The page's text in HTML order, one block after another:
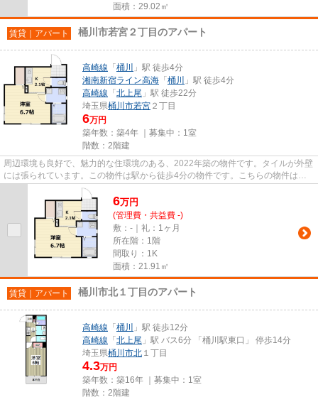
面積：29.02㎡
賃貸｜アパート 桶川市若宮２丁目のアパート
高崎線 「 桶川
」駅 徒歩4分
湘南新宿ライン高海 「 桶川
」駅 徒歩4分
高崎線 「 北上尾 」駅 徒歩22分
埼玉県桶川市若宮 ２丁目
6万円
築年数：築4年 ｜募集中： 1室
階数：2階建
周辺環境も良好で、魅力的な住環境のある、2022年築の物件です。タイルが外壁
には張られています。この物件は駅から徒歩4分の物件です。こちらの物件はア
パートです。VERUSは桶川市に...
6万円
(管理費・共益費 -)
敷：-｜礼：1ヶ月
所在階：1階
間取り：1K
面積：21.91㎡
賃貸｜アパート 桶川市北１丁目のアパート
高崎線 「 桶川
」駅 徒歩12分
高崎線 「 北上尾 」駅 バス6分 「桶川駅東口」 停歩14分
埼玉県桶川市北 １丁目
4.3万円
築年数：築16年 ｜募集中： 1室
階数：2階建